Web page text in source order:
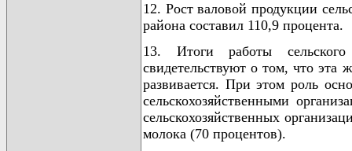
12. Рост валовой продукции
района составил 110,9 процента.
13. Итоги работы
свидетельствуют о том, что эта
развивается. При этом роль
сельскохозяйственными
сельскохозяйственных
молока (70 процентов).